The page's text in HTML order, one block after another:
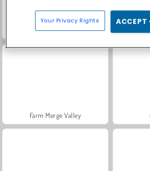
Fashion Princess - Dress Up for Girls Masha
Farm Merge Valley
Your Privacy Rights ACCEPT